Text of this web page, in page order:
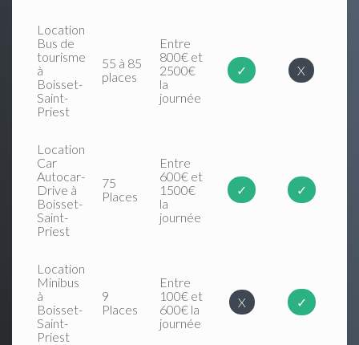
Location
Bus de
tourisme
à
Boisset-
Saint-
Priest
55 à 85
places
Entre
800€ et
2500€
la
journée
✓ X
Location
Car
Autocar-
Drive à
Boisset-
Saint-
Priest
75
Places
Entre
600€ et
1500€
la
journée
✓ ✓
Location
Minibus
à
Boisset-
Saint-
Priest
9
Places
Entre
100€ et
600€ la
journée
X ✓